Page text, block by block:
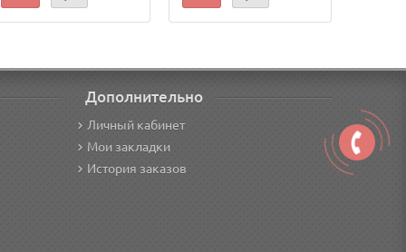
Дополнительно
Личный кабинет
Мои закладки
История заказов